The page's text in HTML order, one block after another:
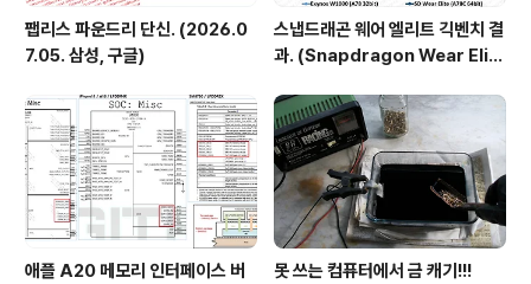
팹리스 파운드리 단신. (2026.0
7.05. 삼성, 구글)
스냅드래곤 웨어 엘리트 긱벤치 결
과. (Snapdragon Wear Elit
애플 A20 메모리 인터페이스 버
못 쓰는 컴퓨터에서 금 캐기!!!